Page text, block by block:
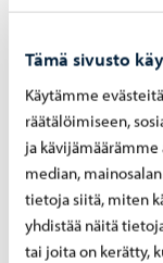
Tämä sivusto
Käytämme
räätälöimiseen,
ja
median,
tietoja siitä, miten
yhdistää näitä
tai joita on kerätty,
Asuminen ja
–
2026